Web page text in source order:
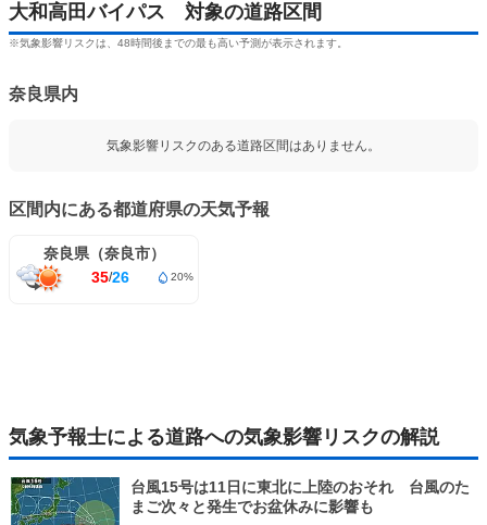
大和高田バイパス 対象の道路区間
※気象影響リスクは、48時間後までの最も高い予測が表示されます。
奈良県内
気象影響リスクのある道路区間はありません。
区間内にある都道府県の天気予報
奈良県（奈良市）
35/26 20%
気象予報士による道路への気象影響リスクの解説
台風15号は11日に東北に上陸のおそれ 台風のた
まご次々と発生でお盆休みに影響も